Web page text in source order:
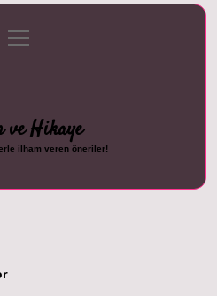
Politikası
menüyü
aç
ve Hikaye
ilham veren öneriler!